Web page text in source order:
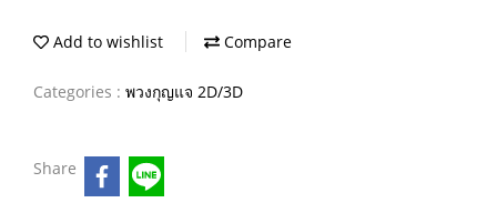
Add to wishlist Compare
Categories : พวงกุญแจ 2D/3D
Share